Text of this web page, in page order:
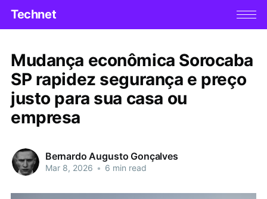
Technet
Mudança econômica Sorocaba
SP rapidez segurança e preço
justo para sua casa ou
empresa
Bernardo Augusto Gonçalves
Mar 8, 2026 • 6 min read